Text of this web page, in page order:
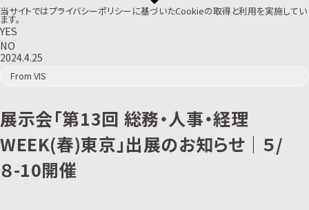
当サイトではプライバシーポリシーに基づいたCookieの取得と利用を実施してい
ます。
YES
NO
2024.4.25
From VIS
展示会「第13回 総務・人事・経理
WEEK(春)東京」出展のお知らせ｜５/
８-10開催